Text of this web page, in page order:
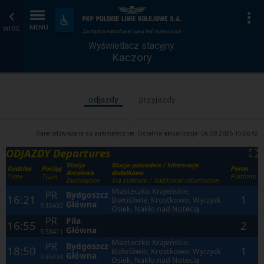
wróć MENU
Dostępność
i
udogodnienia
Wyświetlacz
stacyjny
Strona
główna
Wyświetlacz stacyjny:
Kaczory
odjazdy przyjazdy
Dane odświeżane są automatycznie. Ostatnia aktualizacja: 06.08.2026 15:56:42
ODJAZDY Departures ⛶
Godzina
Time
Pociąg
Train
Stacja
docelowa
Destination
Stacje pośrednie / Informacje
dodatkowe
Via stations / Additional information
Peron
Platform
16:21 PR
R 85432
Bydgoszcz
Główna
Miasteczko Krajeńskie,
Białośliwie, Krostkowo, Wyrzysk
Osiek, Nakło nad Notecią
1
16:55
PR
R 58411
Piła
Główna
2
18:50
PR
R 85434
Bydgoszcz
Główna
Miasteczko Krajeńskie,
Białośliwie, Krostkowo, Wyrzysk
Osiek, Nakło nad Notecią
1